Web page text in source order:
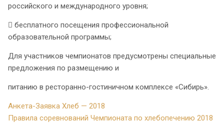
российского и международного уровня;
 бесплатного посещения профессиональной
образовательной программы;
Для участников чемпионатов предусмотрены специальные
предложения по размещению и
питанию в ресторанно-гостиничном комплексе «Сибирь».
Анкета-Заявка Хлеб — 2018
Правила соревнований Чемпионата по хлебопечению 2018